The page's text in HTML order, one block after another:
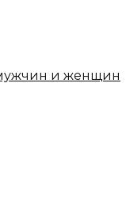
и женщин